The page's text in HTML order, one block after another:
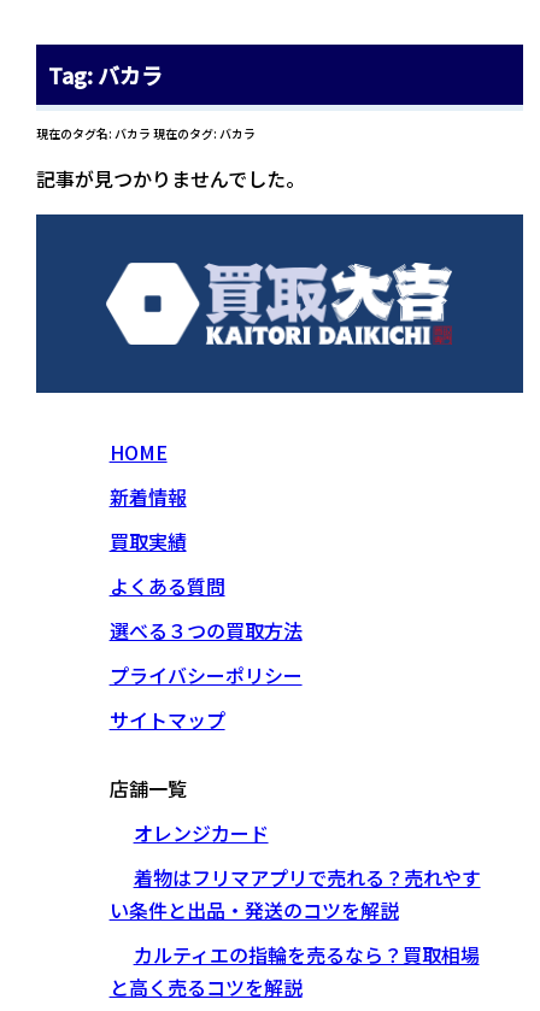
Tag: バカラ
現在のタグ名: バカラ 現在のタグ: バカラ
記事が見つかりませんでした。
HOME
新着情報
買取実績
よくある質問
選べる３つの買取方法
プライバシーポリシー
サイトマップ
店舗一覧
オレンジカード
着物はフリマアプリで売れる？売れやす
い条件と出品・発送のコツを解説
カルティエの指輪を売るなら？買取相場
と高く売るコツを解説